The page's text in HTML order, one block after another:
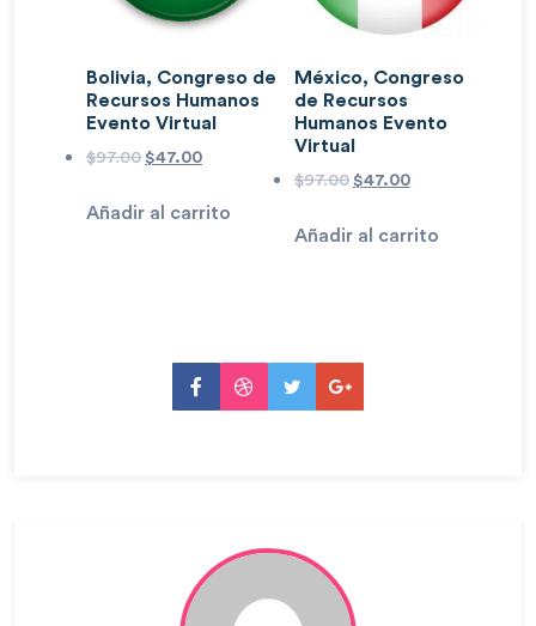
Bolivia, Congreso de
Recursos Humanos
Evento Virtual
$97.00$47.00
Añadir al carrito
México, Congreso
de Recursos
Humanos Evento
Virtual
$97.00$47.00
Añadir al carrito